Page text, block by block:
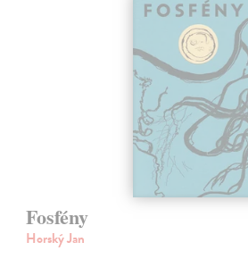
Fosfény
Horský Jan